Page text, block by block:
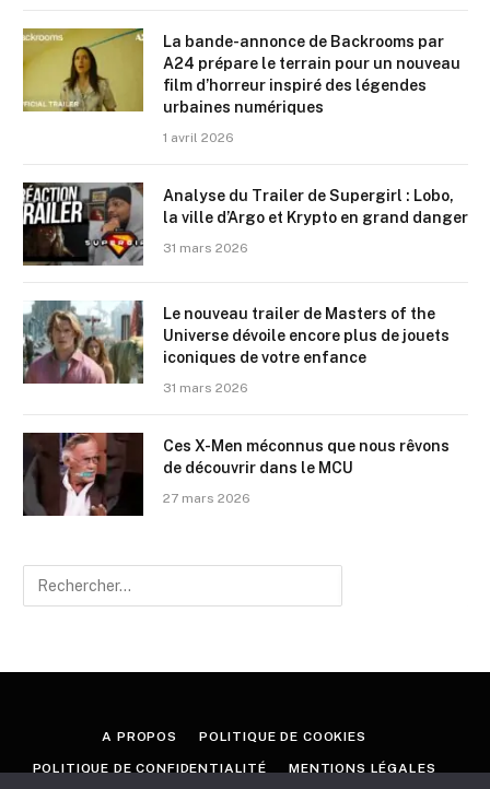
La bande-annonce de Backrooms par
A24 prépare le terrain pour un nouveau
film d’horreur inspiré des légendes
urbaines numériques
1 avril 2026
Analyse du Trailer de Supergirl : Lobo,
la ville d’Argo et Krypto en grand danger
31 mars 2026
Le nouveau trailer de Masters of the
Universe dévoile encore plus de jouets
iconiques de votre enfance
31 mars 2026
Ces X-Men méconnus que nous rêvons
de découvrir dans le MCU
27 mars 2026
A PROPOS POLITIQUE DE COOKIES
POLITIQUE DE CONFIDENTIALITÉ MENTIONS LÉGALES